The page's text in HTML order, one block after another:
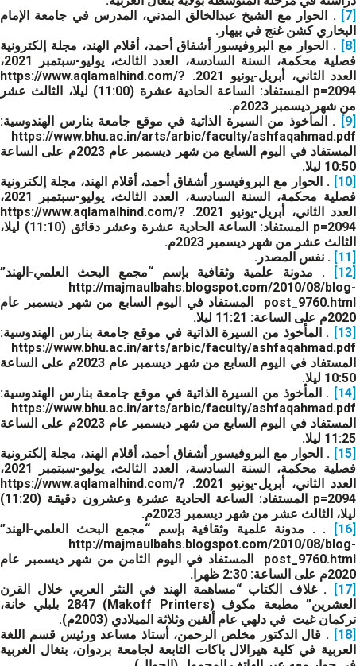
. الحوار مع الشيخ عبدالخالق المدني، المدرس في جامعة الإمام
البخاري كشن غنج في بيهار.
. الحوار مع البروفيسور أشفاق أحمد، أقلام الهند، مجلة إلكترونية
فصلية محكمة، السنة السادسة، العدد الثالث، يوليو-سبتمبر 2021،
العدد الثاني، أبريل-يونيو 2021. https://www.aqlamalhind.com/?
p=2094 المستفاد: الساعة الحادية عشرة (11:00) ليلا، الثالث عشر
من شهر ديسمبر 2023م.
. المأخوذ من السيرة الذاتية في موقع جامعة بنارس الهندوسية:
https://www.bhu.ac.in/arts/arbic/faculty/ashfaqahmad.pdf
المستفاد في اليوم السابع من شهر ديسمبر عام 2023م على الساعة
10:50 ليلا.
. الحوار مع البروفيسور أشفاق أحمد، أقلام الهند، مجلة إلكترونية
فصلية محكمة، السنة السادسة، العدد الثالث، يوليو-سبتمبر 2021،
العدد الثاني، أبريل-يونيو 2021. https://www.aqlamalhind.com/?
p=2094 المستفاد: الساعة الحادية عشرة وعشر دقائق (11:10) ليلا،
الثالث عشر من شهر ديسمبر 2023م.
. نفس المصدر.
. مدونة علمية وثقافية بإسم “مجمع البحث العلمي-الهند”
http://majmaulbahs.blogspot.com/2010/08/blog-
post_9760.html المستفاد في اليوم السابع من شهر ديسمبر عام
2020م على الساعة: 11:21 ليلا.
. المأخوذ من السيرة الذاتية في موقع جامعة بنارس الهندوسية:
https://www.bhu.ac.in/arts/arbic/faculty/ashfaqahmad.pdf
المستفاد في اليوم السابع من شهر ديسمبر عام 2023م على الساعة
10:50 ليلا.
. المأخوذ من السيرة الذاتية في موقع جامعة بنارس الهندوسية:
https://www.bhu.ac.in/arts/arbic/faculty/ashfaqahmad.pdf
المستفاد في اليوم السابع من شهر ديسمبر عام 2023م على الساعة
11:25 ليلا.
. الحوار مع البروفيسور أشفاق أحمد، أقلام الهند، مجلة إلكترونية
فصلية محكمة، السنة السادسة، العدد الثالث، يوليو-سبتمبر 2021،
العدد الثاني، أبريل-يونيو 2021. https://www.aqlamalhind.com/?
p=2094 المستفاد: الساعة الحادية عشرة وعشرون دقيقة (11:20)
ليلا، الثالث عشر من شهر ديسمبر 2023م.
. . مدونة علمية وثقافية بإسم “مجمع البحث العلمي-الهند”
http://majmaulbahs.blogspot.com/2010/08/blog-
post_9760.html المستفاد في اليوم الثامن من شهر ديسمبر عام
2020م على الساعة: 2:30 ظهرا.
. غلاف الكتاب “مساهمة الهند في النثر العربي خلال القرن
العشرين” مطبعة مكوف (Makoff Printers) 2847 بلبلي خانة،
تركمان غيت في دلهي عام ألفين وثلاثة الميلادي (2003م).
. قال الدكتور مخلص الرحمن، أستاذ مساعد ورئيس قسم اللغة
العربية في كلية هيرالال باكات التابعة لجامعة بردوان، بنغال الغربية